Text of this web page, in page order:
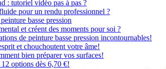
: tutoriel vidéo pas à pas ?
pour un rendu professionnel ?
basse pression
et créent des moments pour soi ?
de peinture basse pression incontournables!
et chouchoutent votre âme!
bien préparer vos surfaces!
options dès 6,70 €!